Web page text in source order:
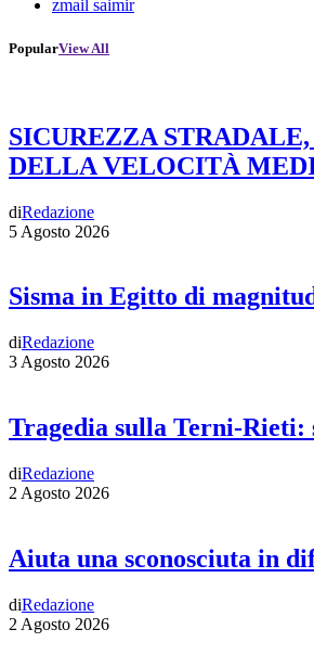
zmail saimir
PopularView All
SICUREZZA
DELLA VELOCITÀ
diRedazione
5 Agosto 2026
Sisma in Egitto di
diRedazione
3 Agosto 2026
Tragedia sulla Terni-Rieti:
diRedazione
2 Agosto 2026
Aiuta una sconosciuta in
diRedazione
2 Agosto 2026